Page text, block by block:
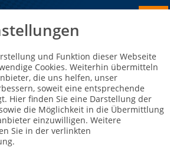
2023 ein voller
und Funktion dieser Webseite
Cookies. Weiterhin übermitteln
die uns helfen, unser
soweit eine entsprechende
Hier finden Sie eine Darstellung der
die Möglichkeit in die Übermittlung
einzuwilligen. Weitere
Sie in der verlinkten